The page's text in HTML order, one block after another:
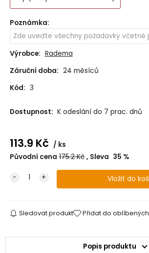
Poznámka:
Výrobce: Radema
Záruční doba: 24 měsíců
Kód: 3
Dostupnost: K odeslání do 7 prac. dnů
113.9 Kč
ks
Původní cena 175.2Kč Sleva 35 %
Sledovat produkt Přidat do oblíbených
Popis produktu